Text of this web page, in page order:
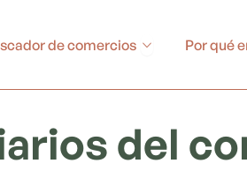
de comercios Abrir Buscador de
Por qué
del